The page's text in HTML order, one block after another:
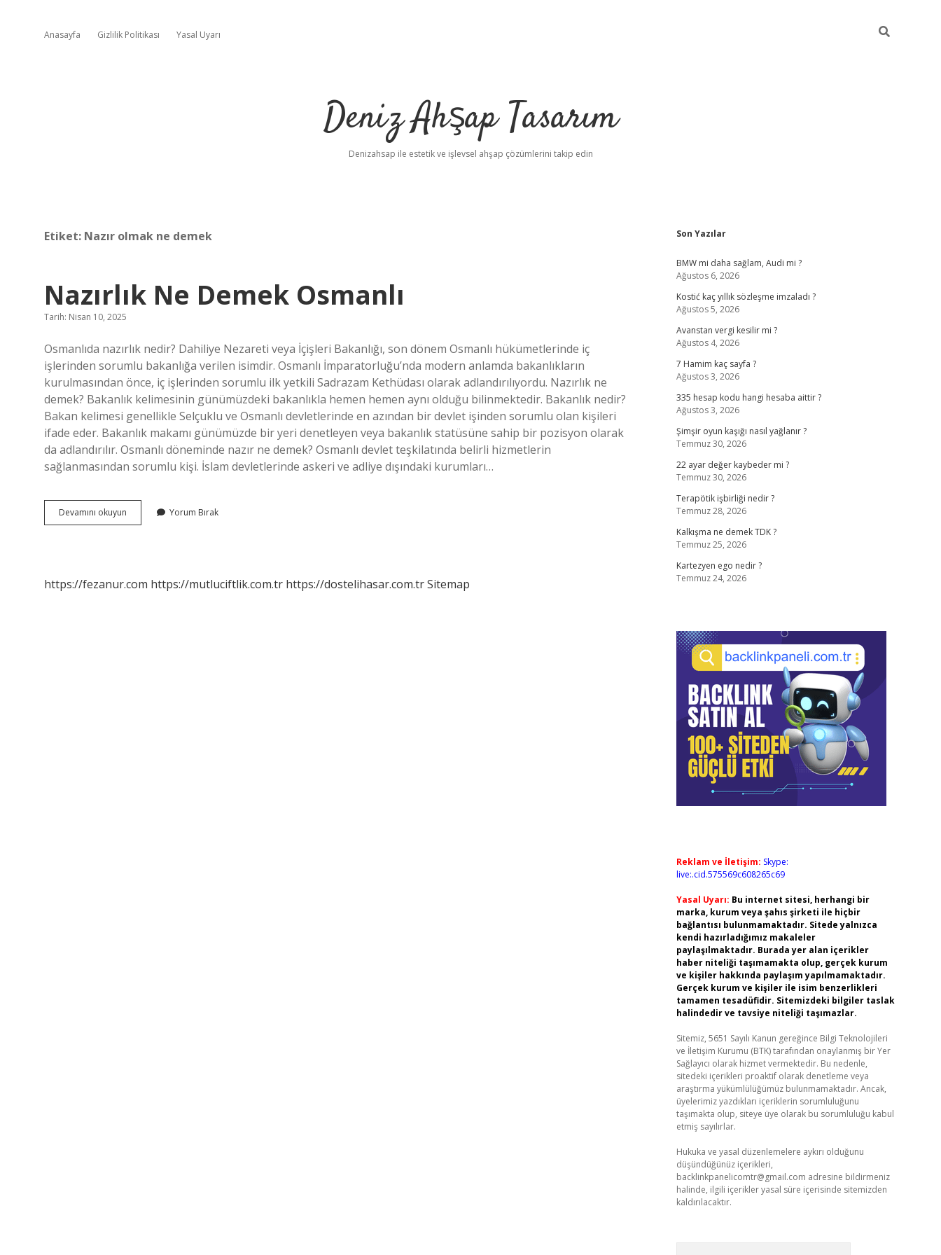
Anasayfa Gizlilik Politikası Yasal Uyarı
Deniz Ahşap Tasarım
Denizahsap ile estetik ve işlevsel ahşap çözümlerini takip edin
Etiket: Nazır olmak ne demek
Nazırlık Ne Demek Osmanlı
Tarih: Nisan 10, 2025
Osmanlıda nazırlık nedir? Dahiliye Nezareti veya İçişleri Bakanlığı, son dönem Osmanlı hükümetlerinde iç
işlerinden sorumlu bakanlığa verilen isimdir. Osmanlı İmparatorluğu’nda modern anlamda bakanlıkların
kurulmasından önce, iç işlerinden sorumlu ilk yetkili Sadrazam Kethüdası olarak adlandırılıyordu. Nazırlık ne
demek? Bakanlık kelimesinin günümüzdeki bakanlıkla hemen hemen aynı olduğu bilinmektedir. Bakanlık nedir?
Bakan kelimesi genellikle Selçuklu ve Osmanlı devletlerinde en azından bir devlet işinden sorumlu olan kişileri
ifade eder. Bakanlık makamı günümüzde bir yeri denetleyen veya bakanlık statüsüne sahip bir pozisyon olarak
da adlandırılır. Osmanlı döneminde nazır ne demek? Osmanlı devlet teşkilatında belirli hizmetlerin
sağlanmasından sorumlu kişi. İslam devletlerinde askeri ve adliye dışındaki kurumları…
Devamını okuyun
Ne
Yorum Bırak
https://fezanur.com https://mutluciftlik.com.tr https://dostelihasar.com.trSitemap
Sidebar
Son Yazılar
BMW mi daha sağlam, Audi mi ?
Ağustos 6, 2026
Kostić kaç yıllık sözleşme imzaladı ?
Ağustos 5, 2026
Avanstan vergi kesilir mi ?
Ağustos 4, 2026
7 Hamim kaç sayfa ?
Ağustos 3, 2026
335 hesap kodu hangi hesaba aittir ?
Ağustos 3, 2026
Şimşir oyun kaşığı nasıl yağlanır ?
Temmuz 30, 2026
22 ayar değer kaybeder mi ?
Temmuz 30, 2026
Terapötik işbirliği nedir ?
Temmuz 28, 2026
Kalkışma ne demek TDK ?
Temmuz 25, 2026
Kartezyen ego nedir ?
Temmuz 24, 2026
Reklam ve İletişim: Skype:
live:.cid.575569c608265c69
Yasal Uyarı: Bu internet sitesi, herhangi bir
marka, kurum veya şahıs şirketi ile hiçbir
bağlantısı bulunmamaktadır. Sitede yalnızca
kendi hazırladığımız makaleler
paylaşılmaktadır. Burada yer alan içerikler
haber niteliği taşımamakta olup, gerçek kurum
ve kişiler hakkında paylaşım yapılmamaktadır.
Gerçek kurum ve kişiler ile isim benzerlikleri
tamamen tesadüfidir. Sitemizdeki bilgiler taslak
halindedir ve tavsiye niteliği taşımazlar.
Sitemiz, 5651 Sayılı Kanun gereğince Bilgi Teknolojileri
ve İletişim Kurumu (BTK) tarafından onaylanmış bir Yer
Sağlayıcı olarak hizmet vermektedir. Bu nedenle,
sitedeki içerikleri proaktif olarak denetleme veya
araştırma yükümlülüğümüz bulunmamaktadır. Ancak,
üyelerimiz yazdıkları içeriklerin sorumluluğunu
taşımakta olup, siteye üye olarak bu sorumluluğu kabul
etmiş sayılırlar.
Hukuka ve yasal düzenlemelere aykırı olduğunu
düşündüğünüz içerikleri,
backlinkpanelicomtr@gmail.com adresine bildirmeniz
halinde, ilgili içerikler yasal süre içerisinde sitemizden
kaldırılacaktır.